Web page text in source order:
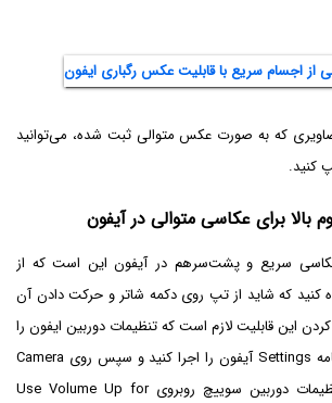
که به صورت عکس متوالی ثبت شده، می‌توانید
کنید.
بالا برای عکاسی متوالی در آیفون
سریع و پشت‌سرهم در آیفون این است که از
کنید که شاید از تپ روی دکمه شاتر و حرکت دادن آن
این قابلیت لازم است که تنظیمات دوربین ایفون را
تغییر دهید. لذا ابتدا برنامه Settings آیفون را اجرا کنید و سپس روی Camera
تپ کنید. در صفحه تنظیمات دوربین سوییچ روبروی Use Volume Up for